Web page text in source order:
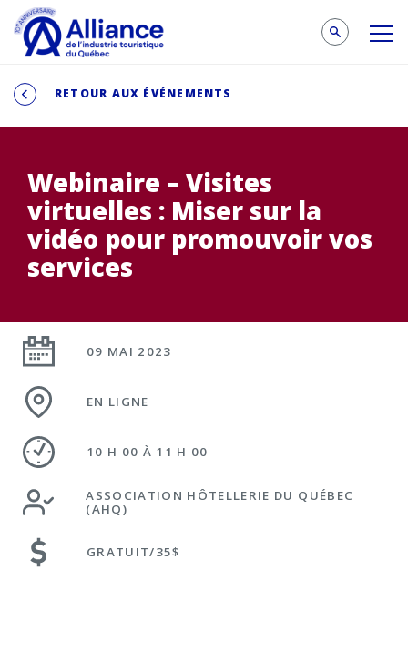
RETOUR AUX ÉVÉNEMENTS
Webinaire – Visites
virtuelles : Miser sur la
vidéo pour promouvoir vos
services
09 MAI 2023
EN LIGNE
10 H 00 À 11 H 00
ASSOCIATION HÔTELLERIE DU QUÉBEC
(AHQ)
GRATUIT/35$